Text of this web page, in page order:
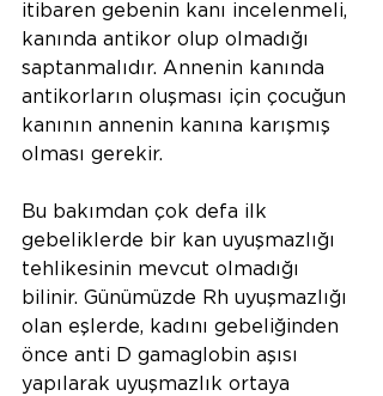
itibaren gebenin kanı incelenmeli,
kanında antikor olup olmadığı
saptanmalıdır. Annenin kanında
antikorların oluşması için çocuğun
kanının annenin kanına karışmış
olması gerekir.
Bu bakımdan çok defa ilk
gebeliklerde bir kan uyuşmazlığı
tehlikesinin mevcut olmadığı
bilinir. Günümüzde Rh uyuşmazlığı
olan eşlerde, kadını gebeliğinden
önce anti D gamaglobin aşısı
yapılarak uyuşmazlık ortaya